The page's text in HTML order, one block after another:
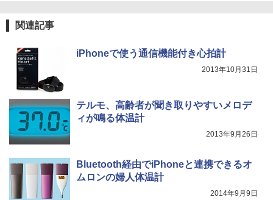
関連記事
iPhoneで使う通信機能付き心拍計
2013年10月31日
テルモ、高齢者が聞き取りやすいメロデ
ィが鳴る体温計
2013年9月26日
Bluetooth経由でiPhoneと連携できるオ
ムロンの婦人体温計
2014年9月9日